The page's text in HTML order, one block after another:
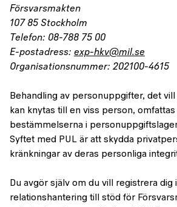
Försvarsmakten
107 85 Stockholm
Telefon: 08-788 75 00
E-postadress: exp-hkv@mil.se
Organisationsnummer: 202100-4615
Behandling av personuppgifter, det
kan knytas till en viss person, omfattas
bestämmelserna i
Syftet med PUL är att skydda
kränkningar av deras personliga
Du avgör själv om du vill registrera
relationshantering till stöd för